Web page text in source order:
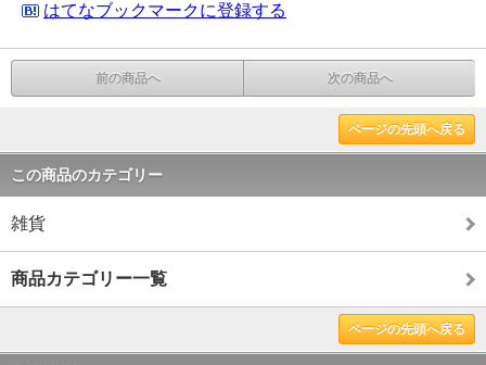
はてなブックマークに登録する
前の商品へ 次の商品へ
ページの先頭へ戻る
この商品のカテゴリー
雑貨
商品カテゴリー一覧
ページの先頭へ戻る